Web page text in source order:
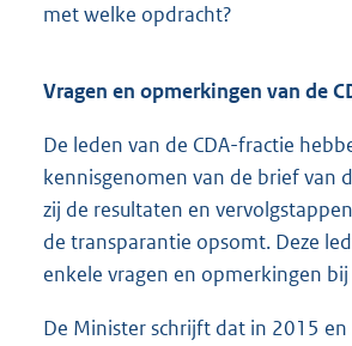
met welke opdracht?
Vragen en opmerkingen van de
De leden van de CDA-fractie
kennisgenomen van de brief van
zij de resultaten en
de transparantie opsomt. Deze
enkele vragen en opmerkingen
De Minister schrijft dat in 2015